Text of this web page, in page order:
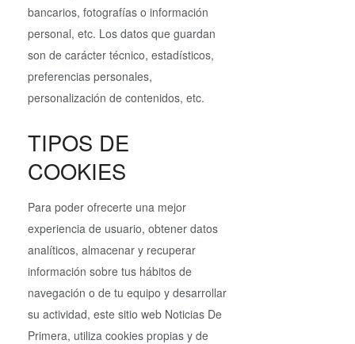
bancarios, fotografías o información
personal, etc. Los datos que guardan
son de carácter técnico, estadísticos,
preferencias personales,
personalización de contenidos, etc.
TIPOS DE
COOKIES
Para poder ofrecerte una mejor
experiencia de usuario, obtener datos
analíticos, almacenar y recuperar
información sobre tus hábitos de
navegación o de tu equipo y desarrollar
su actividad, este sitio web Noticias De
Primera, utiliza cookies propias y de